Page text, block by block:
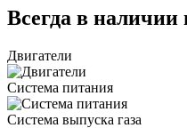
Всегда в наличии
Двигатели
Система питания
Система выпуска газа